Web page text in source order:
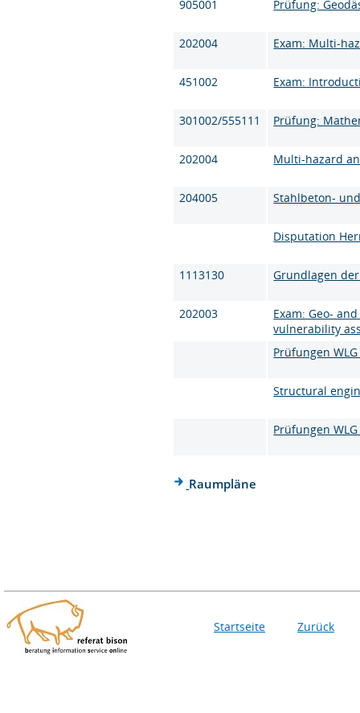
905001 Prüfung:
202004 Exam: Multi-
451002 Exam:
301002/555111 Prüfung:
202004 Multi-hazard
204005 Stahlbeton-
Disputation
1113130 Grundlagen
202003
Exam: Geo-
vulnerability
Prüfungen
Structural
Prüfungen
Raumpläne
Startseite Zurück